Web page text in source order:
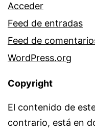
Acceder
Feed de entradas
Feed de
WordPress.org
Copyright
El contenido de
contrario, está en